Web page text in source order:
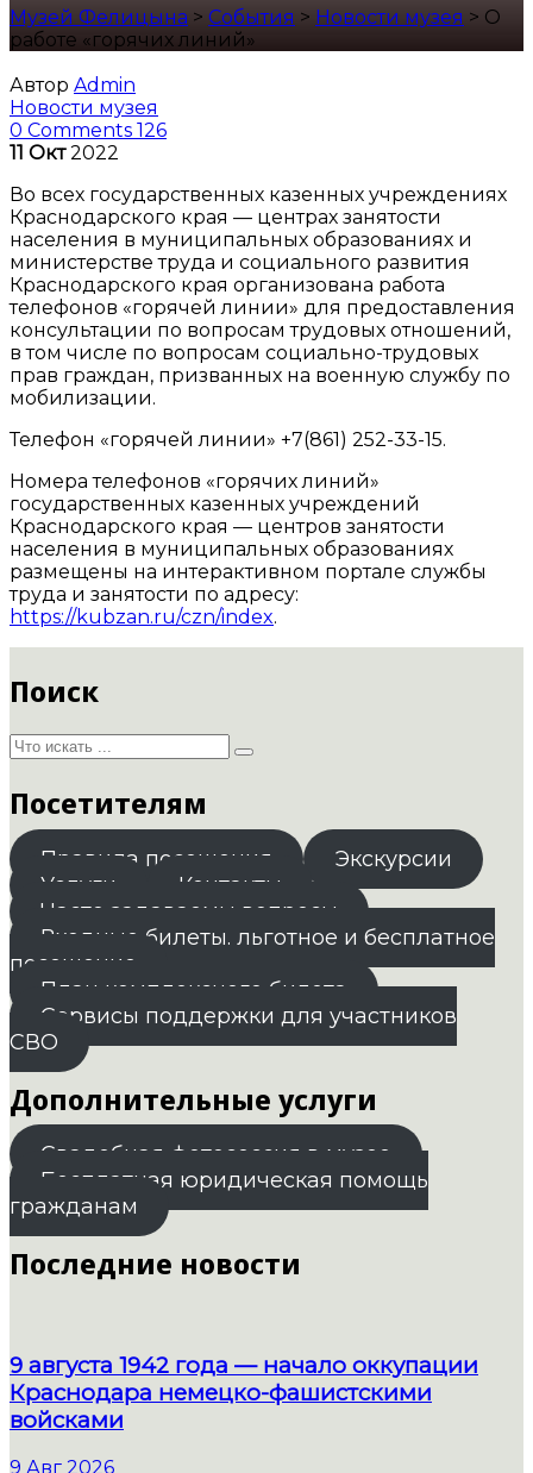
Музей Фелицына > События > Новости музея > О
работе «горячих линий»
Автор Admin
Новости музея
0 Comments 126
11 Окт2022
Во всех государственных казенных учреждениях
Краснодарского края — центрах занятости
населения в муниципальных образованиях и
министерстве труда и социального развития
Краснодарского края организована работа
телефонов «горячей линии» для предоставления
консультации по вопросам трудовых отношений,
в том числе по вопросам социально-трудовых
прав граждан, призванных на военную службу по
мобилизации.
Телефон «горячей линии» +7(861) 252-33-15.
Номера телефонов «горячих линий»
государственных казенных учреждений
Краснодарского края — центров занятости
населения в муниципальных образованиях
размещены на интерактивном портале службы
труда и занятости по адресу:
https://kubzan.ru/czn/index.
Поиск
Посетителям
Правила посещения
Экскурсии
Услуги
Контакты
Часто задаваемы вопросы
Входные билеты. льготное и бесплатное
посещение
План комплексного билета
Сервисы поддержки для участников
СВО
Дополнительные услуги
Свадебная фотосессия в музее
Бесплатная юридическая помощь
гражданам
Последние новости
9 августа 1942 года — начало оккупации
Краснодара немецко-фашистскими
войсками
9 Авг 2026